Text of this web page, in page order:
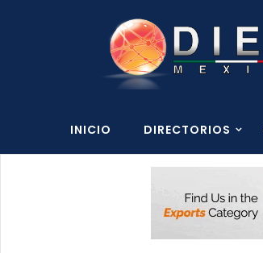
INICIO DIRECTORIOS